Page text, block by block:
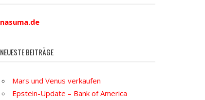
nasuma.de
NEUESTE BEITRÄGE
Mars und Venus verkaufen
Epstein-Update – Bank of America